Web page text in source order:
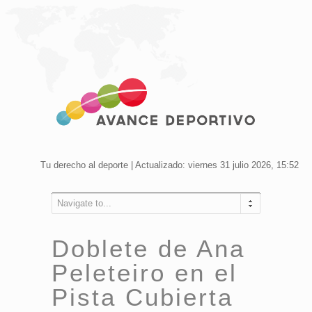
Tu derecho al deporte | Actualizado: viernes 31 julio 2026, 15:52
Navigate to...
Doblete de Ana
Peleteiro en el
Pista Cubierta